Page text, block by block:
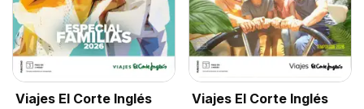
Viajes El Corte Inglés Viajes El Corte Inglés